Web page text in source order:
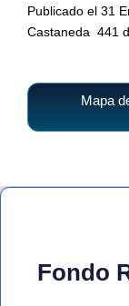
Publicado el 31
Castaneda 441
Mapa
Fondo